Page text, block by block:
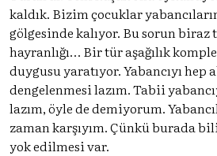
kaldık. Bizim çocuklar
gölgesinde kalıyor. Bu sorun biraz
hayranlığı… Bir tür aşağılık
duygusu yaratıyor. Yabancıyı hep
dengelenmesi lazım. Tabii
lazım, öyle de demiyorum.
zaman karşıyım. Çünkü burada
yok edilmesi var.